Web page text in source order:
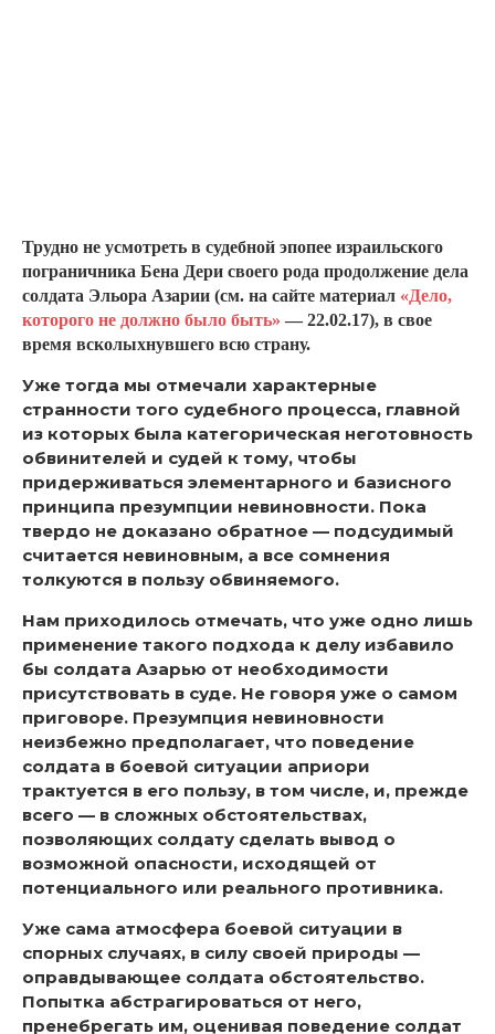
Трудно не усмотреть в судебной эпопее израильского
пограничника Бена Дери своего рода продолжение дела
солдата Эльора Азарии (см. на сайте материал «Дело,
которого не должно было быть» — 22.02.17), в свое
время всколыхнувшего всю страну.
Уже тогда мы отмечали характерные
странности того судебного процесса, главной
из которых была категорическая неготовность
обвинителей и судей к тому, чтобы
придерживаться элементарного и базисного
принципа презумпции невиновности. Пока
твердо не доказано обратное — подсудимый
считается невиновным, а все сомнения
толкуются в пользу обвиняемого.
Нам приходилось отмечать, что уже одно лишь
применение такого подхода к делу избавило
бы солдата Азарью от необходимости
присутствовать в суде. Не говоря уже о самом
приговоре. Презумпция невиновности
неизбежно предполагает, что поведение
солдата в боевой ситуации априори
трактуется в его пользу, в том числе, и, прежде
всего — в сложных обстоятельствах,
позволяющих солдату сделать вывод о
возможной опасности, исходящей от
потенциального или реального противника.
Уже сама атмосфера боевой ситуации в
спорных случаях, в силу своей природы —
оправдывающее солдата обстоятельство.
Попытка абстрагироваться от него,
пренебрегать им, оценивая поведение солдат